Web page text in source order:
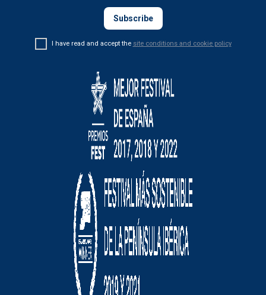
I have read and accept the site conditions and cookie policy